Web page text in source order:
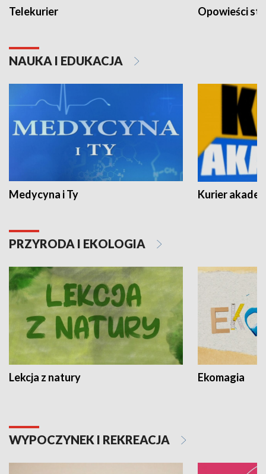
Telekurier Opowieści
NAUKA I EDUKACJA
Medycyna i Ty Kurier
PRZYRODA I EKOLOGIA
Lekcja z natury Ekomagia
WYPOCZYNEK I REKREACJA